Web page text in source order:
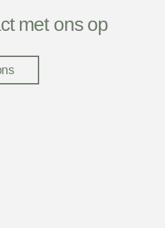
met ons op